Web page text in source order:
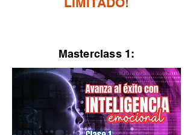
Masterclass 1: